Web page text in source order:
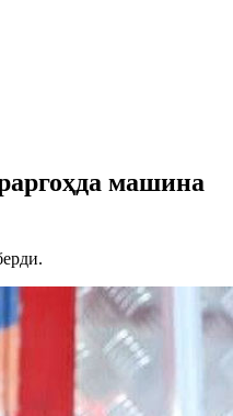
машина